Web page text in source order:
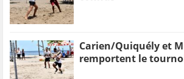
Carien/Quiquély et
remportent le